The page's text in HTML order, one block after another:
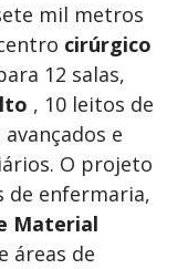
mil metros
cirúrgico
12 salas,
, 10 leitos de
e
O projeto
de enfermaria,
Material
e áreas de